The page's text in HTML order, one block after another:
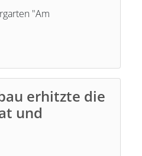
"Am
erhitzte die
und